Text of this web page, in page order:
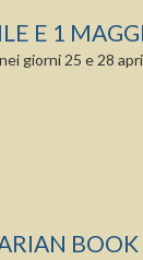
E 1
giorni 25 e 28
BOOK